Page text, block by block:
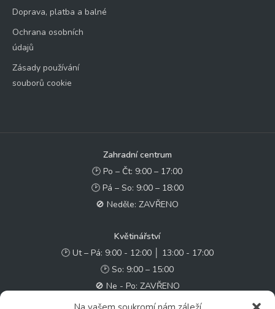
Doprava, platba a balné
Ochrana osobních
údajů
Zásady používání
souborů cookie
Zahradní centrum
🕑 Po – Čt: 9:00 – 17:00
🕑 Pá – So: 9:00 – 18:00
🚫 Neděle: ZAVŘENO
Květinářství
🕑 Ut – Pá: 9:00 - 12:00 │ 13:00 - 17:00
🕑 So: 9:00 – 15:00
🚫 Ne - Po: ZAVŘENO